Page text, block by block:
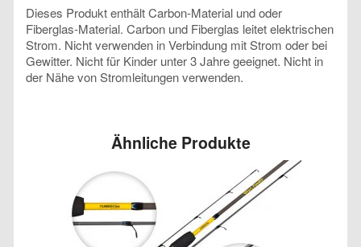
Dieses Produkt enthält Carbon-Material und oder
Fiberglas-Material. Carbon und Fiberglas leitet elektrischen
Strom. Nicht verwenden in Verbindung mit Strom oder bei
Gewitter. Nicht für Kinder unter 3 Jahre geeignet. Nicht in
der Nähe von Stromleitungen verwenden.
Ähnliche Produkte